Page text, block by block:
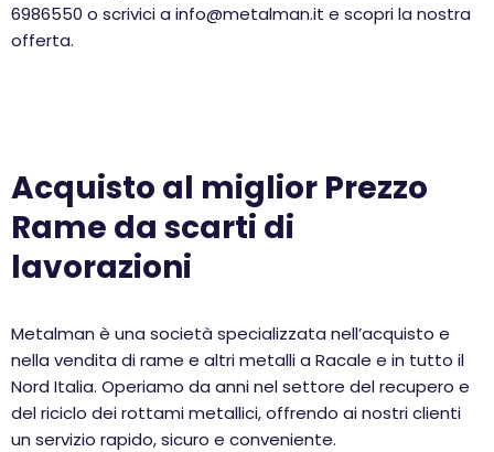
6986550 o scrivici a info@metalman.it e scopri la nostra
offerta.
Acquisto al miglior Prezzo
Rame da scarti di
lavorazioni
Metalman è una società specializzata nell’acquisto e
nella vendita di rame e altri metalli a Racale e in tutto il
Nord Italia. Operiamo da anni nel settore del recupero e
del riciclo dei rottami metallici, offrendo ai nostri clienti
un servizio rapido, sicuro e conveniente.